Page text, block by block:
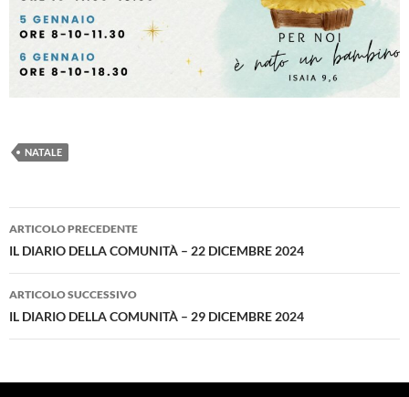
NATALE
Navigazione
articolo
ARTICOLO PRECEDENTE
IL DIARIO DELLA COMUNITÀ – 22 DICEMBRE 2024
ARTICOLO SUCCESSIVO
IL DIARIO DELLA COMUNITÀ – 29 DICEMBRE 2024